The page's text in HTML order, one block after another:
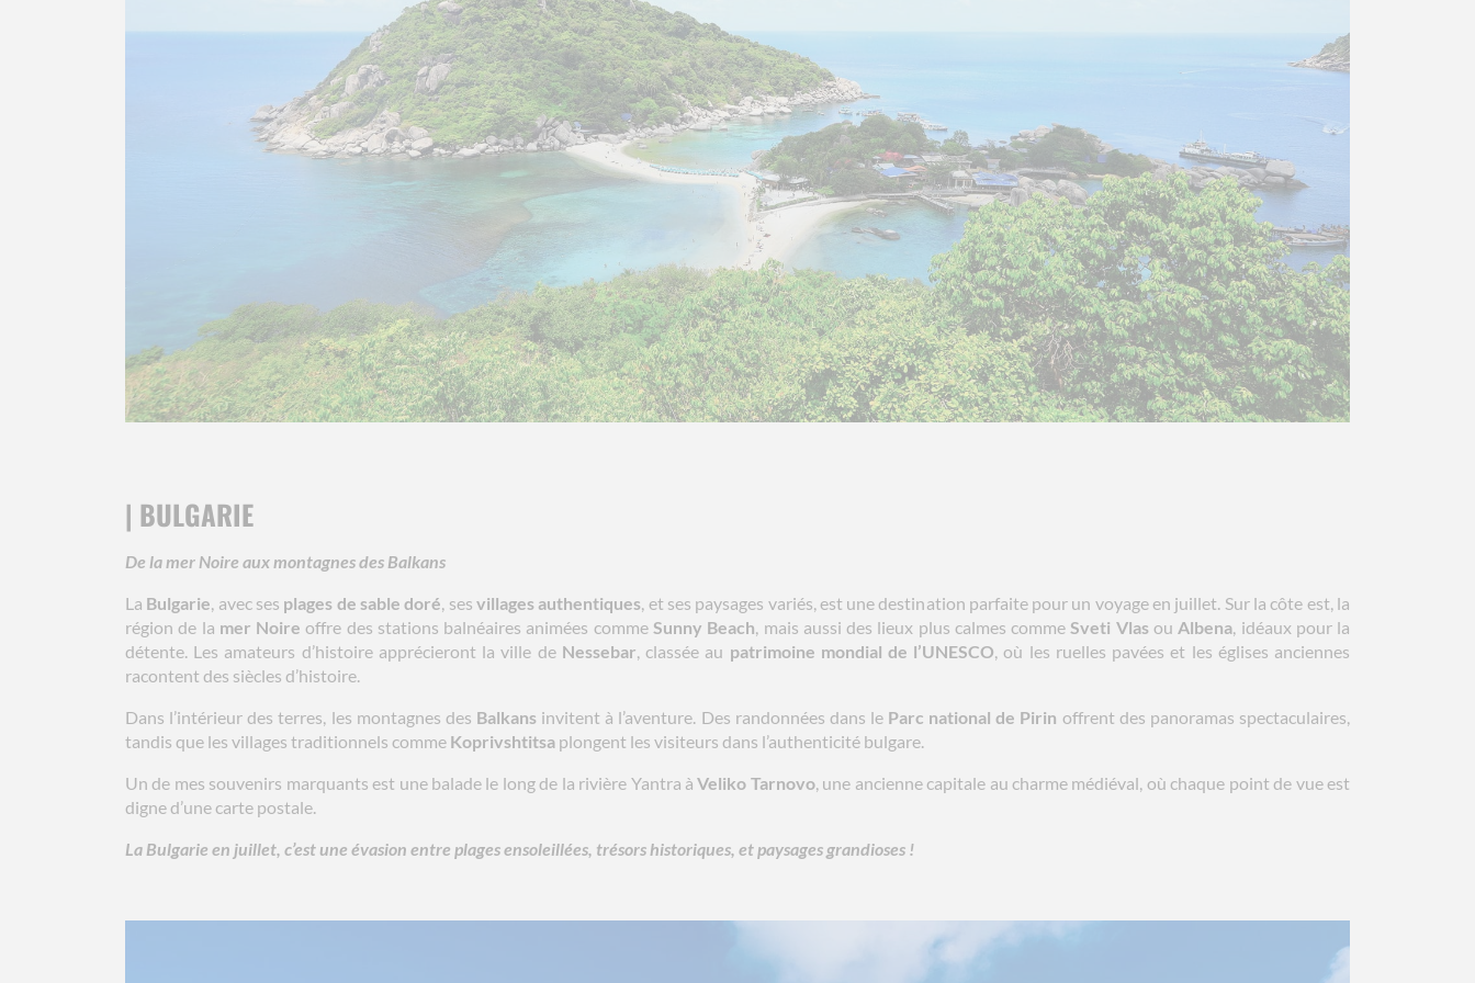
| BULGARIE
De la mer Noire aux montagnes des Balkans
La Bulgarie, avec ses plages de sable doré, ses villages authentiques, et ses paysages variés, est une destination parfaite pour un voyage en juillet. Sur la côte est, la
région de la mer Noire offre des stations balnéaires animées comme Sunny Beach, mais aussi des lieux plus calmes commeSveti Vlasou Albena, idéaux pour la
détente. Les amateurs d’histoire apprécieront la ville de Nessebar, classée au patrimoine mondial de l’UNESCO, où les ruelles pavées et les églises anciennes
racontent des siècles d’histoire.
Dans l’intérieur des terres, les montagnes des Balkansinvitent à l’aventure. Des randonnées dans le Parc national de Pirin offrent des panoramas spectaculaires,
tandis que les villages traditionnels comme Koprivshtitsa plongent les visiteurs dans l’authenticité bulgare.
Un de mes souvenirs marquants est une balade le long de la rivière Yantra àVeliko Tarnovo, une ancienne capitale au charme médiéval, où chaque point de vue est
digne d’une carte postale.
La Bulgarie en juillet, c’est une évasion entre plages ensoleillées, trésors historiques, et paysages grandioses !